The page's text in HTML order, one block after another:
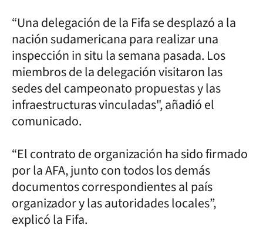
“Una delegación de la Fifa se desplazó a la
nación sudamericana para realizar una
inspección in situ la semana pasada. Los
miembros de la delegación visitaron las
sedes del campeonato propuestas y las
infraestructuras vinculadas", añadió el
comunicado.
“El contrato de organización ha sido firmado
por la AFA, junto con todos los demás
documentos correspondientes al país
organizador y las autoridades locales”,
explicó la Fifa.